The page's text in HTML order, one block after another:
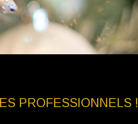
PROFESSIONNELS !